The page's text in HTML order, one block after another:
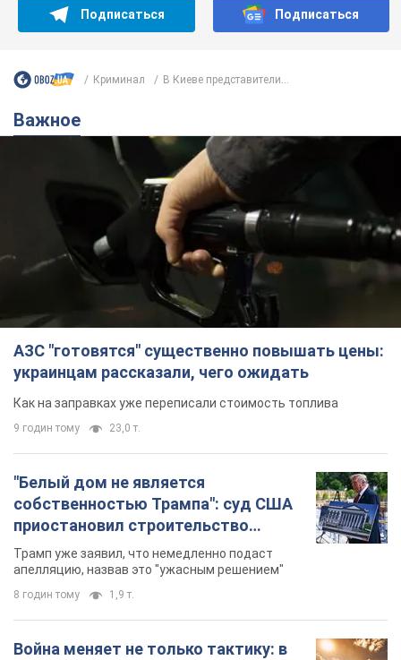
Подписаться Подписаться
Криминал В Киеве представители...
Важное
АЗС "готовятся" существенно повышать цены:
украинцам рассказали, чего ожидать
Как на заправках уже переписали стоимость топлива
9 годин тому 23,0 т.
"Белый дом не является
собственностью Трампа": суд США
приостановил строительство
бального зала стоимостью 400 млн
долларов
Трамп уже заявил, что немедленно подаст
апелляцию, назвав это "ужасным решением"
8 годин тому 1,9 т.
Война меняет не только тактику: в